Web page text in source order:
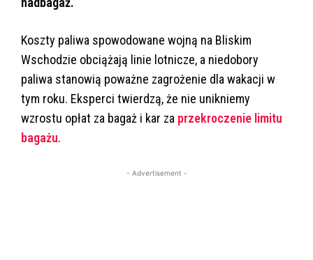
Koszty paliwa spowodowane wojną na Bliskim
Wschodzie obciążają linie lotnicze, a niedobory
paliwa stanowią poważne zagrożenie dla wakacji w
tym roku. Eksperci twierdzą, że nie unikniemy
wzrostu opłat za bagaż i kar za przekroczenie limitu
bagażu.
- Advertisement -